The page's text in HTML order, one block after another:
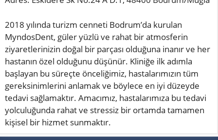
2018 yılında turizm cenneti Bodrum’da kurulan
MyndosDent, güler yüzlü ve rahat bir atmosferin
ziyaretlerinizin doğal bir parçası olduğuna inanır ve her
hastanın özel olduğunu düşünür. Kliniğe ilk adımla
başlayan bu süreçte önceliğimiz, hastalarımızın tüm
gereksinimlerini anlamak ve böylece en iyi düzeyde
tedavi sağlamaktır. Amacımız, hastalarımıza bu tedavi
yolculuğunda rahat ve stressiz bir ortamda tamamen
kişisel bir hizmet sunmaktır.